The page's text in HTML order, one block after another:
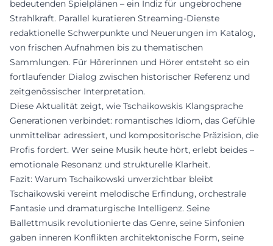
bedeutenden Spielplänen – ein Indiz für ungebrochene
Strahlkraft. Parallel kuratieren Streaming-Dienste
redaktionelle Schwerpunkte und Neuerungen im Katalog,
von frischen Aufnahmen bis zu thematischen
Sammlungen. Für Hörerinnen und Hörer entsteht so ein
fortlaufender Dialog zwischen historischer Referenz und
zeitgenössischer Interpretation.
Diese Aktualität zeigt, wie Tschaikowskis Klangsprache
Generationen verbindet: romantisches Idiom, das Gefühle
unmittelbar adressiert, und kompositorische Präzision, die
Profis fordert. Wer seine Musik heute hört, erlebt beides –
emotionale Resonanz und strukturelle Klarheit.
Fazit: Warum Tschaikowski unverzichtbar bleibt
Tschaikowski vereint melodische Erfindung, orchestrale
Fantasie und dramaturgische Intelligenz. Seine
Ballettmusik revolutionierte das Genre, seine Sinfonien
gaben inneren Konflikten architektonische Form, seine